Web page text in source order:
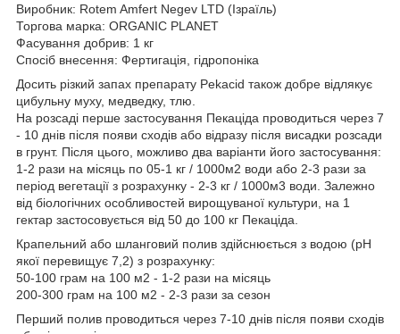
Виробник: Rotem Amfert Negev LTD (Ізраїль)
Торгова марка: ORGANIC PLANET
Фасування добрив: 1 кг
Спосіб внесення: Фертигація, гідропоніка
Досить різкий запах препарату Pekacid також добре відлякує
цибульну муху, медведку, тлю.
На розсаді перше застосування Пекаціда проводиться через 7
- 10 днів після появи сходів або відразу після висадки розсади
в грунт. Після цього, можливо два варіанти його застосування:
1-2 рази на місяць по 05-1 кг / 1000м2 води або 2-3 рази за
період вегетації з розрахунку - 2-3 кг / 1000м3 води. Залежно
від біологічних особливостей вирощуваної культури, на 1
гектар застосовується від 50 до 100 кг Пекаціда.
Крапельний або шланговий полив здійснюється з водою (pH
якої перевищує 7,2) з розрахунку:
50-100 грам на 100 м2 - 1-2 рази на місяць
200-300 грам на 100 м2 - 2-3 рази за сезон
Перший полив проводиться через 7-10 днів після появи сходів